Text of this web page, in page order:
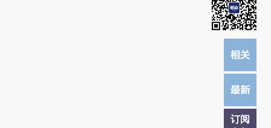
订阅